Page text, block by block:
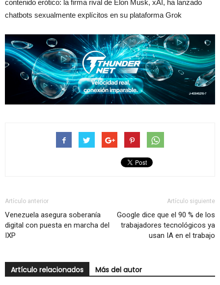
contenido erótico: la firma rival de Elon Musk, xAI, ha lanzado
chatbots sexualmente explícitos en su plataforma Grok
Artículo anterior
Venezuela asegura soberanía
digital con puesta en marcha del
IXP
Artículo siguiente
Google dice que el 90 % de los
trabajadores tecnológicos ya
usan IA en el trabajo
Artículo relacionados Más del autor